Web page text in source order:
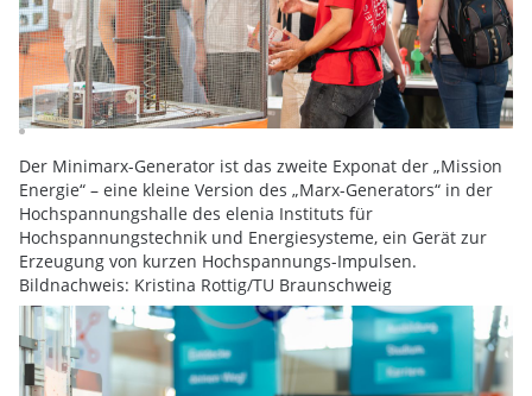
Der Minimarx-Generator ist das zweite Exponat der „Mission
Energie“ – eine kleine Version des „Marx-Generators“ in der
Hochspannungshalle des elenia Instituts für
Hochspannungstechnik und Energiesysteme, ein Gerät zur
Erzeugung von kurzen Hochspannungs-Impulsen.
Bildnachweis: Kristina Rottig/TU Braunschweig